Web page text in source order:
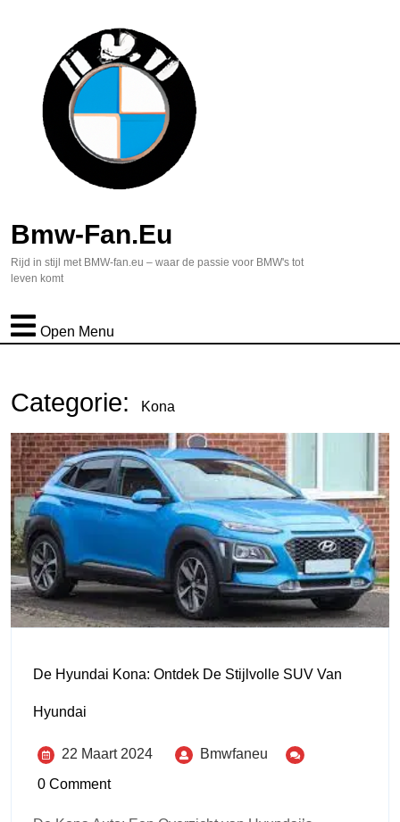
Bmw-Fan.eu
Rijd in stijl met BMW-fan.eu – waar de passie voor BMW's tot
leven komt
Open Menu
Categorie: Kona
De Hyundai Kona: Ontdek De Stijlvolle SUV Van
Hyundai
22 Maart 2024
Bmwfaneu
0 Comment